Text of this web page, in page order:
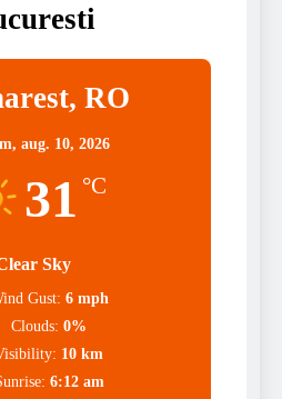
RO
aug. 10, 2026
31 °C
Sky
Gust: 6 mph
Clouds: 0%
10 km
6:12 am